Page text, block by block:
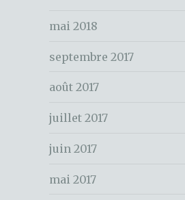
k
r
e
:
mai 2018
septembre 2017
août 2017
juillet 2017
juin 2017
mai 2017